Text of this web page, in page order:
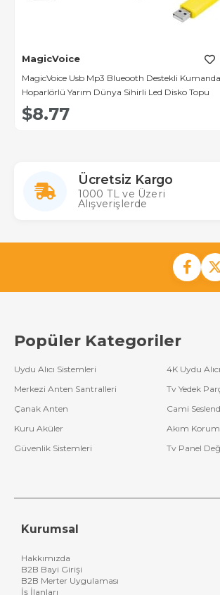
MagicVoice
MagicVoice Usb Mp3 Blueooth Destekli
Hoparlörlü Yarım Dünya Sihirli Led Disko Topu
$8.77
Ücretsiz Kargo
1000 TL ve Üzeri
Alışverişlerde
Popüler Kategoriler
Uydu Alıcı Sistemleri 4K Uydu
Merkezi Anten Santralleri
Tv Yedek
Çanak Anten
Cami
Kuru Aküler
Akım
Güvenlik Sistemleri
Tv Panel
Kurumsal
Hakkımızda
B2B Bayi Girişi
B2B Merter Uygulaması
İş İlanları